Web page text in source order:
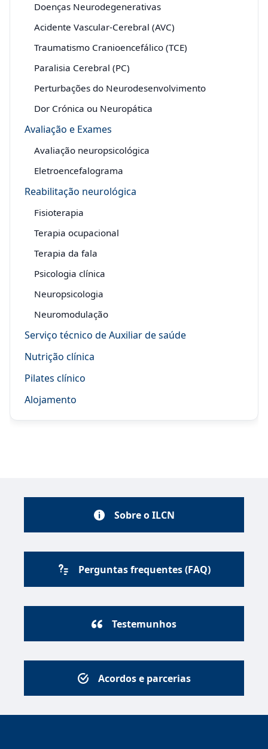
Doenças Neurodegenerativas
Acidente Vascular-Cerebral (AVC)
Traumatismo Cranioencefálico (TCE)
Paralisia Cerebral (PC)
Perturbações do Neurodesenvolvimento
Dor Crónica ou Neuropática
Avaliação e Exames
Avaliação neuropsicológica
Eletroencefalograma
Reabilitação neurológica
Fisioterapia
Terapia ocupacional
Terapia da fala
Psicologia clínica
Neuropsicologia
Neuromodulação
Serviço técnico de Auxiliar de saúde
Nutrição clínica
Pilates clínico
Alojamento
Sobre o ILCN
Perguntas frequentes (FAQ)
Testemunhos
Acordos e parcerias